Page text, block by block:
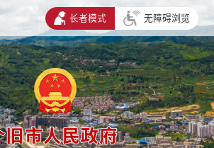
长者模式 无障碍浏览